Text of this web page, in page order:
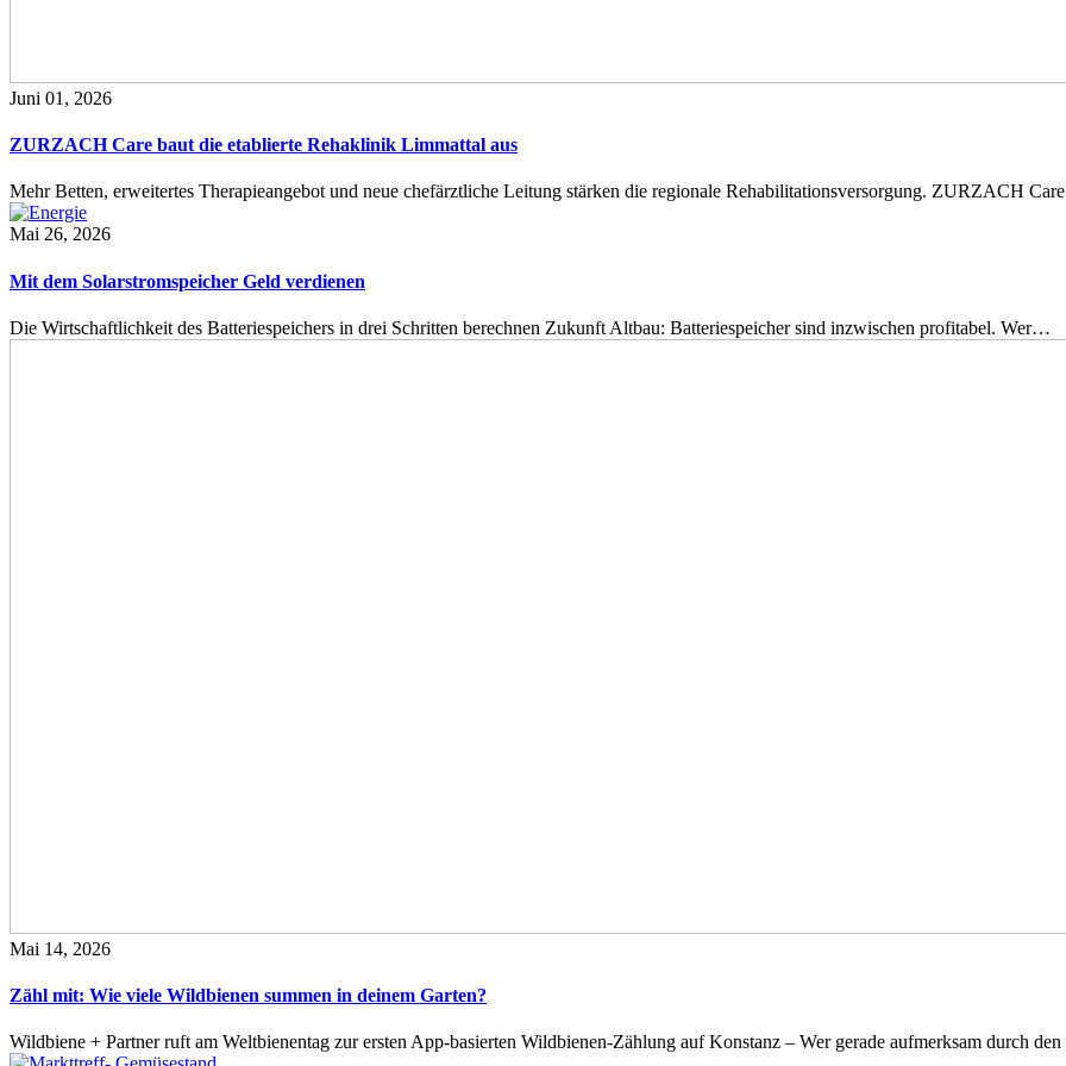
Juni 01, 2026
ZURZACH Care baut die etablierte Rehaklinik Limmattal aus
Mehr Betten, erweitertes Therapieangebot und neue chefärztliche Leitung stärken die regionale Rehabilitationsversorgung. ZURZACH
Mai 26, 2026
Mit dem Solarstromspeicher Geld verdienen
Die Wirtschaftlichkeit des Batteriespeichers in drei Schritten berechnen Zukunft Altbau: Batteriespeicher sind inzwischen profitabel. Wer…
Mai 14, 2026
Zähl mit: Wie viele Wildbienen summen in deinem Garten?
Wildbiene + Partner ruft am Weltbienentag zur ersten App-basierten Wildbienen-Zählung auf Konstanz – Wer gerade aufmerksam durch